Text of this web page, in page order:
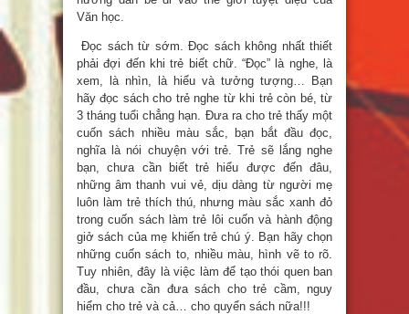
Văn học.
Đọc sách từ sớm. Đọc sách không nhất thiết
phải đợi đến khi trẻ biết chữ. “Đọc” là nghe, là
xem, là nhìn, là hiểu và tưởng tượng… Bạn
hãy đọc sách cho trẻ nghe từ khi trẻ còn bé, từ
3 tháng tuổi chẳng hạn. Đưa ra cho trẻ thấy một
cuốn sách nhiều màu sắc, bạn bắt đầu đọc,
nghĩa là nói chuyện với trẻ. Trẻ sẽ lắng nghe
bạn, chưa cần biết trẻ hiểu được đến đâu,
những âm thanh vui vẻ, dịu dàng từ người mẹ
luôn làm trẻ thích thú, nhưng màu sắc xanh đỏ
trong cuốn sách làm trẻ lôi cuốn và hành động
giở sách của mẹ khiến trẻ chú ý. Bạn hãy chọn
những cuốn sách to, nhiều màu, hình vẽ to rõ.
Tuy nhiên, đây là việc làm để tạo thói quen ban
đầu, chưa cần đưa sách cho trẻ cầm, nguy
hiểm cho trẻ và cả… cho quyển sách nữa!!!